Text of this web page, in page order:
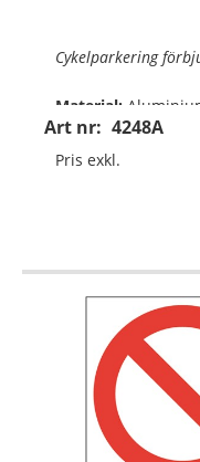
Art nr: 4248A
Cykelparkering
Material:
Mått:210x297mm
Pris exkl.